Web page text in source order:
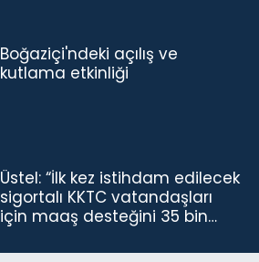
Boğaziçi'ndeki açılış ve
kutlama etkinliği
Üstel: “İlk kez istihdam edilecek
sigortalı KKTC vatandaşları
için maaş desteğini 35 bin